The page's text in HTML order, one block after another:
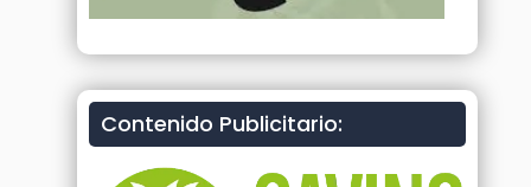
Contenido Publicitario: